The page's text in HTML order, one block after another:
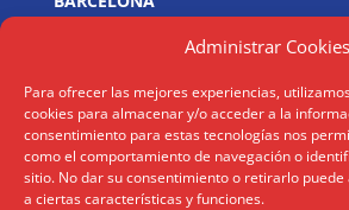
Administrar Cookies
Para ofrecer las mejores experiencias,
cookies para almacenar y/o acceder a la
consentimiento para estas tecnologías nos
como el comportamiento de navegación o
sitio. No dar su consentimiento o retirarlo
a ciertas características y funciones.
Carrer de Beethoven
info@humanusconsulting.com
LISBOA
R. Joaquim António de Aguiar
1070 – 150 Lisboa
Tel: (+34) 952 112 561
info@humanusconsulting.com